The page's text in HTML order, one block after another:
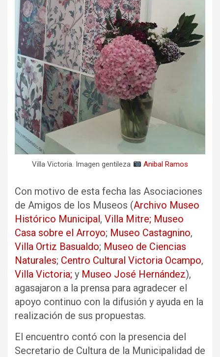
Villa Victoria. Imagen gentileza Anibal Ramos
Con motivo de esta fecha las Asociaciones
de Amigos de los Museos (Archivo Museo
Histórico Municipal, Villa Mitre; Museo
Casa sobre el Arroyo; Museo Castagnino,
Villa Ortiz Basualdo; Museo de Ciencias
Naturales; Centro Cultural Victoria Ocampo,
Villa Victoria; y Museo José Hernández),
agasajaron a la prensa para agradecer el
apoyo continuo con la difusión y ayuda en la
realización de sus propuestas.
El encuentro contó con la presencia del
Secretario de Cultura de la Municipalidad de